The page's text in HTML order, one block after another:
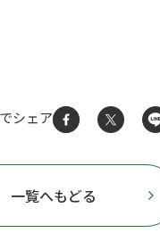
シェア
一覧へもどる